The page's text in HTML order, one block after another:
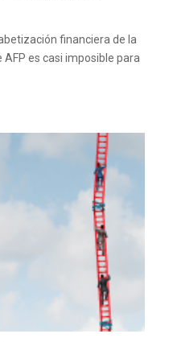
financiera de la
es casi imposible para